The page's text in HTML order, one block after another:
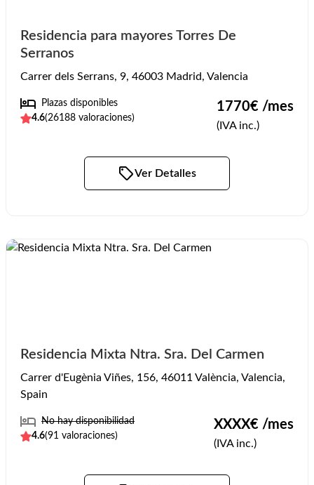
Residencia para mayores Torres De
Serranos
Carrer dels Serrans, 9, 46003 Madrid, Valencia
Plazas disponibles
4.6(26188 valoraciones)
1770€ /mes
(IVA inc.)
Ver Detalles
Residencia Mixta Ntra. Sra. Del Carmen
Carrer d'Eugènia Viñes, 156, 46011 València, Valencia,
Spain
No hay disponibilidad
4.6(91 valoraciones)
XXXX€ /mes
(IVA inc.)